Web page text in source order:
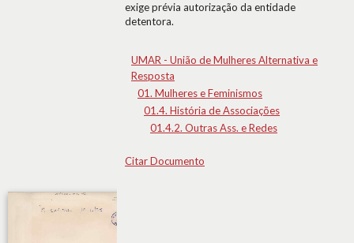
exige prévia autorização da entidade
detentora.
UMAR - União de Mulheres Alternativa e
Resposta
01. Mulheres e Feminismos
01.4. História de Associações
01.4.2. Outras Ass. e Redes
Citar Documento